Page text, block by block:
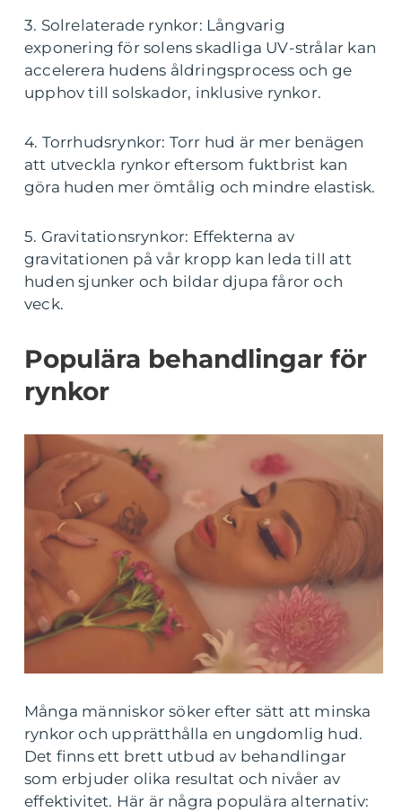
3. Solrelaterade rynkor: Långvarig
exponering för solens skadliga UV-strålar kan
accelerera hudens åldringsprocess och ge
upphov till solskador, inklusive rynkor.
4. Torrhudsrynkor: Torr hud är mer benägen
att utveckla rynkor eftersom fuktbrist kan
göra huden mer ömtålig och mindre elastisk.
5. Gravitationsrynkor: Effekterna av
gravitationen på vår kropp kan leda till att
huden sjunker och bildar djupa fåror och
veck.
Populära behandlingar för
rynkor
Många människor söker efter sätt att minska
rynkor och upprätthålla en ungdomlig hud.
Det finns ett brett utbud av behandlingar
som erbjuder olika resultat och nivåer av
effektivitet. Här är några populära alternativ: